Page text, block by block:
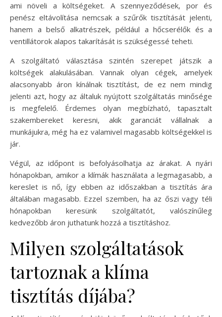
ami növeli a költségeket. A szennyeződések, por és
penész eltávolítása nemcsak a szűrők tisztítását jelenti,
hanem a belső alkatrészek, például a hőcserélők és a
ventillátorok alapos takarítását is szükségessé teheti.
A szolgáltató választása szintén szerepet játszik a
költségek alakulásában. Vannak olyan cégek, amelyek
alacsonyabb áron kínálnak tisztítást, de ez nem mindig
jelenti azt, hogy az általuk nyújtott szolgáltatás minősége
is megfelelő. Érdemes olyan megbízható, tapasztalt
szakembereket keresni, akik garanciát vállalnak a
munkájukra, még ha ez valamivel magasabb költségekkel is
jár.
Végül, az időpont is befolyásolhatja az árakat. A nyári
hónapokban, amikor a klímák használata a legmagasabb, a
kereslet is nő, így ebben az időszakban a tisztítás ára
általában magasabb. Ezzel szemben, ha az őszi vagy téli
hónapokban keresünk szolgáltatót, valószínűleg
kedvezőbb áron juthatunk hozzá a tisztításhoz.
Milyen szolgáltatások
tartoznak a klíma
tisztítás díjába?